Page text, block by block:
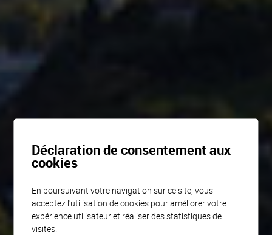
Déclaration de consentement aux
cookies
En poursuivant votre navigation sur ce site, vous
acceptez l'utilisation de cookies pour améliorer votre
expérience utilisateur et réaliser des statistiques de
visites.